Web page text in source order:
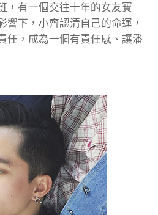
，有一個交往十年的女友寶
響下，小齊認清自己的命運，
任，成為一個有責任感、讓潘